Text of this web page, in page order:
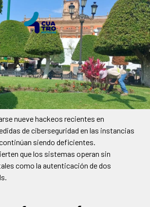
nueve hackeos recientes en
de ciberseguridad en las instancias
siendo deficientes.
que los sistemas operan sin
como la autenticación de dos